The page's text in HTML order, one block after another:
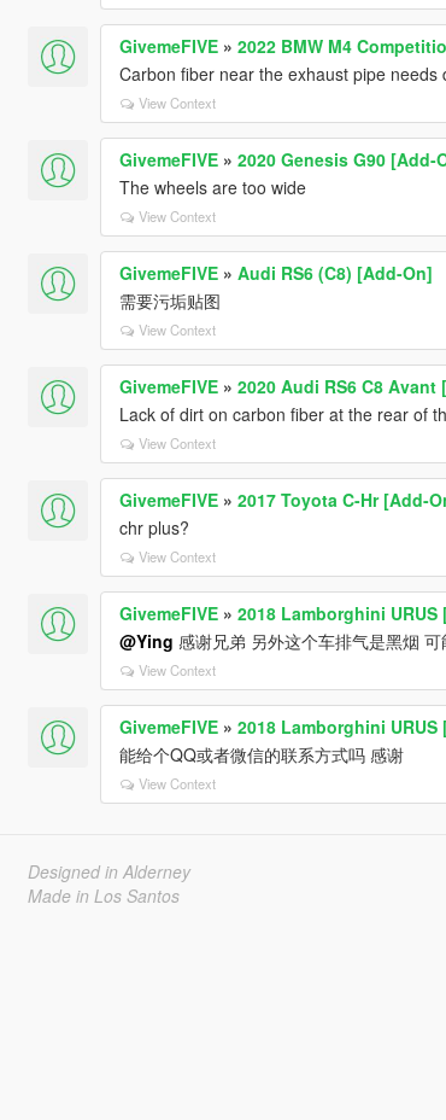
GivemeFIVE» 2022 BMW M4
Carbon fiber near the exhaust pipe needs
View Context
GivemeFIVE» 2020 Genesis G90 [Add-
The wheels are too wide
View Context
GivemeFIVE» Audi RS6 (C8) [Add-On]
需要污垢贴图
View Context
GivemeFIVE» 2020 Audi RS6 C8
Lack of dirt on carbon fiber at the rear of
View Context
GivemeFIVE» 2017 Toyota C-Hr [Add-
chr plus?
View Context
GivemeFIVE» 2018 Lamborghini URUS
@Ying 感谢兄弟 另外这个车排气是黑烟
View Context
GivemeFIVE» 2018 Lamborghini URUS
能给个QQ或者微信的联系方式吗 感谢
View Context
Designed in Alderney
Made in Los Santos